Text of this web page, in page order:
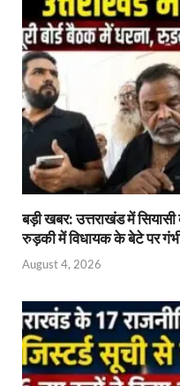
बड़ी खबर: उत्तराखंड में
रुड़की में विधायक के बेटे पर
August 4, 2026